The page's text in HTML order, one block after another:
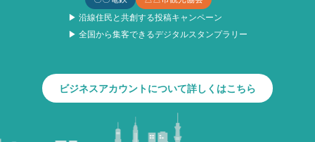
▶ 沿線住民と共創する投稿キャンペーン
▶ 全国から集客できるデジタルスタンプラリー
ビジネスアカウントについて詳しくはこちら